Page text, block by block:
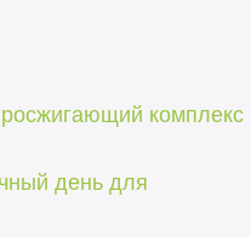
комплекс
день для